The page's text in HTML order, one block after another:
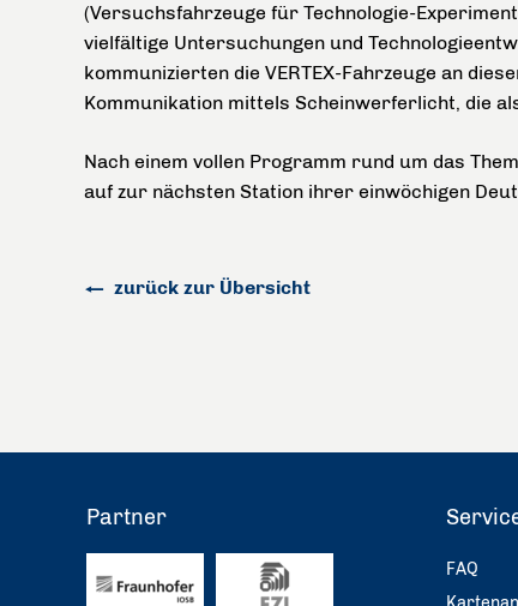
(Versuchsfahrzeuge für Technologie-
vielfältige Untersuchungen und
kommunizierten die VERTEX-Fahrzeuge an
Kommunikation mittels Scheinwerferlicht, die
Nach einem vollen Programm rund um das
auf zur nächsten Station ihrer einwöchigen
zurück zur Übersicht
Partner
FAQ